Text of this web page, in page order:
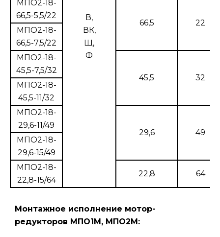
В,
ВК,
Щ,
Ф
МПО2-18-
66,5-5,5/22
66,5 22
МПО2-18-
66,5-7,5/22
МПО2-18-
45,5-7,5/32
45,5 32
МПО2-18-
45,5-11/32
МПО2-18-
29,6-11/49
29,6 49
МПО2-18-
29,6-15/49
МПО2-18-
22,8-15/64
22,8 64
Монтажное исполнение мотор-
редукторов МПО1М, МПО2М: